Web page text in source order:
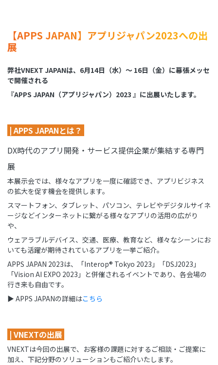
【APPS JAPAN】アプリジャパン2023への出
展
弊社VNEXT JAPANは、6月14日（水）〜 16日（金）に幕張メッセ
で開催される
『APPS JAPAN（アプリジャパン）2023 』に出展いたします。
| APPS JAPANとは？
DX時代のアプリ開発・サービス提供企業が集結する専門
展
本展示会では、様々なアプリを一度に確認でき、アプリビジネス
の拡大を促す機会を提供します。
スマートフォン、タブレット、パソコン、テレビやデジタルサイネ
ージなどインターネットに繋がる様々なアプリの活用の広がり
や、
ウェアラブルデバイス、交通、医療、教育など、様々なシーンにお
いても活躍が期待されているアプリを一挙ご紹介。
APPS JAPAN 2023は、「Interop®︎ Tokyo 2023」「DSJ2023」
「Vision AI EXPO 2023」と併催されるイベントであり、各会場の
行き来も自由です。
▶️ APPS JAPANの詳細はこちら
| VNEXTの出展
VNEXTは今回の出展で、お客様の課題に対するご相談・ご提案に
加え、下記分野のソリューションもご紹介いたします。